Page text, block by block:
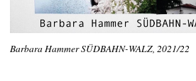
Barbara Hammer SÜDBAHN-WALZ, 2021/22